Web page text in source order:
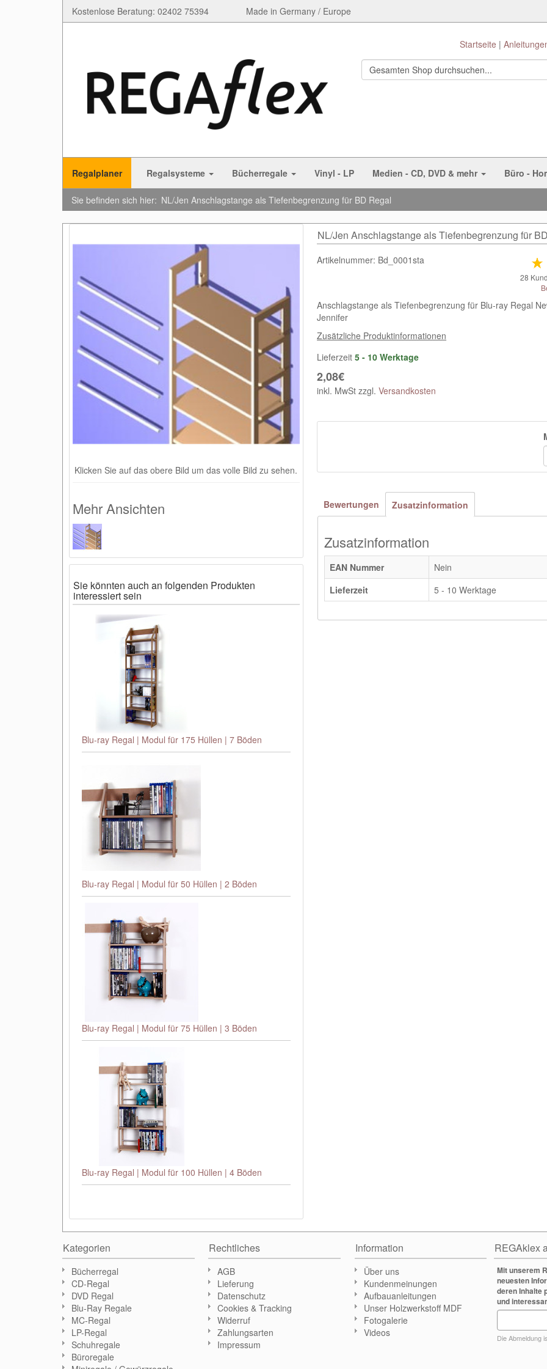
Kostenlose Beratung: 02402 75394 Made in Germany / Europe
Startseite
Regalplaner Regalsysteme Bücherregale Vinyl - LP Medien - CD, DVD & mehr Büro -
Sie befinden sich hier: NL/Jen Anschlagstange als Tiefenbegrenzung für BD Regal
Klicken Sie auf das obere Bild um das volle Bild zu sehen.
Mehr Ansichten
NL/Jen Anschlagstange als Tiefenbegrenzung für
Artikelnummer: Bd_0001sta
28
Anschlagstange als Tiefenbegrenzung für Blu-ray Regal
Jennifer
Zusätzliche Produktinformationen
Lieferzeit5 - 10 Werktage
2,08€
inkl. MwSt zzgl.Versandkosten
Bewertungen Zusatzinformation
Zusatzinformation
EAN Nummer
Nein
Lieferzeit
5 - 10 Werktage
Sie könnten auch an folgenden Produkten
interessiert sein
Blu-ray Regal | Modul für 175 Hüllen | 7 Böden
Blu-ray Regal | Modul für 50 Hüllen | 2 Böden
Blu-ray Regal | Modul für 75 Hüllen | 3 Böden
Blu-ray Regal | Modul für 100 Hüllen | 4 Böden
REGAklex
Mit unserem
neuesten
deren Inhalte
und
Die Abmeldung
Kategorien
Bücherregal
CD-Regal
DVD Regal
Blu-Ray Regale
MC-Regal
LP-Regal
Schuhregale
Büroregale
Rechtliches
AGB
Lieferung
Datenschutz
Cookies & Tracking
Widerruf
Zahlungsarten
Impressum
Information
Über uns
Kundenmeinungen
Aufbauanleitungen
Unser Holzwerkstoff MDF
Fotogalerie
Videos